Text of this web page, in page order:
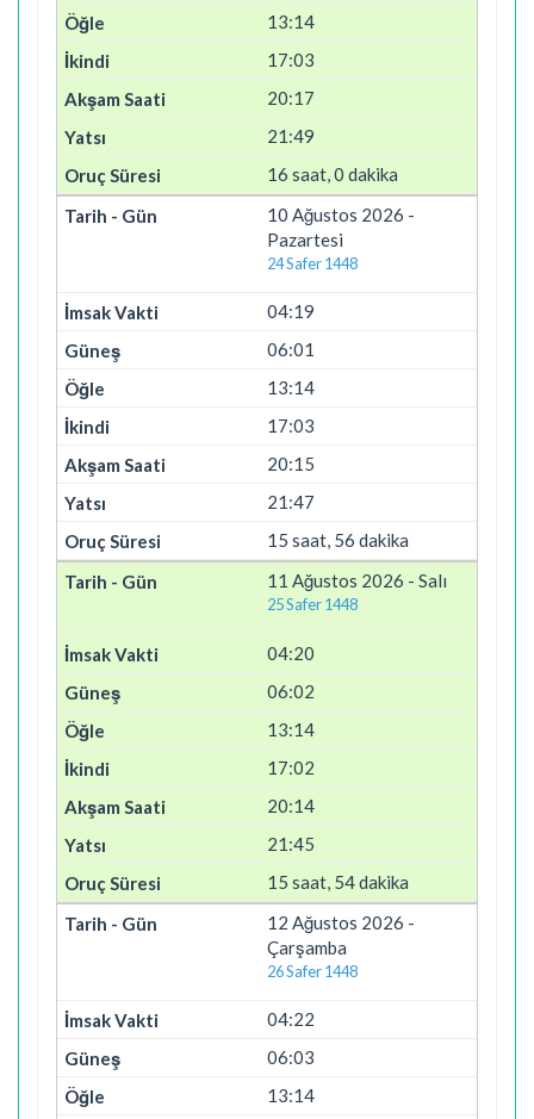
13:14
17:03
20:17
21:49
16 saat, 0 dakika
10 Ağustos 2026 -
Pazartesi
24 Safer 1448
04:19
06:01
13:14
17:03
20:15
21:47
15 saat, 56 dakika
11 Ağustos 2026 - Salı
25 Safer 1448
04:20
06:02
13:14
17:02
20:14
21:45
15 saat, 54 dakika
12 Ağustos 2026 -
Çarşamba
26 Safer 1448
04:22
06:03
13:14